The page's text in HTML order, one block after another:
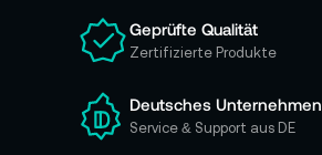
e
e
n
N
Geprüfte Qualität
Zertifizierte Produkte
Deutsches Unternehmen
Service & Support aus DE